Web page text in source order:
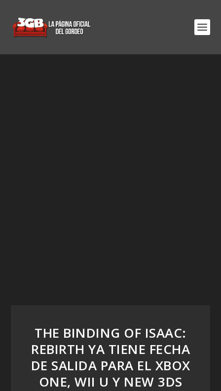
THE BINDING OF ISAAC:
REBIRTH YA TIENE FECHA
DE SALIDA PARA EL XBOX
ONE, WII U Y NEW 3DS